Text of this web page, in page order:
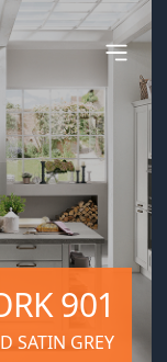
901
SATIN GREY